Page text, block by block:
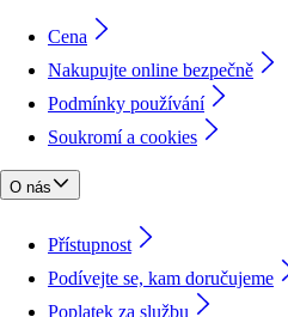
Cena
Nakupujte online bezpečně
Podmínky používání
Soukromí a cookies
O nás
Přístupnost
Podívejte se, kam doručujeme
Poplatek za službu